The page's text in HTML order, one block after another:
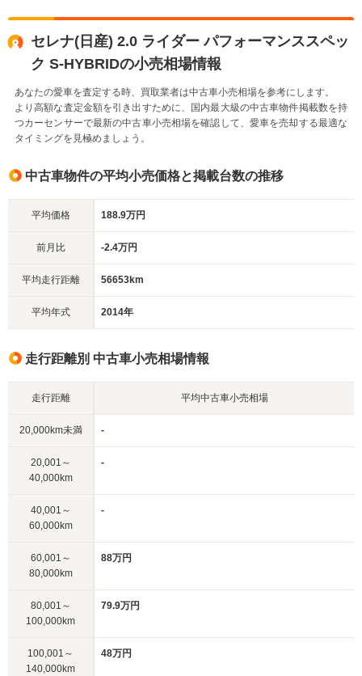
セレナ(日産) 2.0 ライダー パフォーマンススペッ
ク S-HYBRIDの小売相場情報
あなたの愛車を査定する時、買取業者は中古車小売相場を参考にします。
より高額な査定金額を引き出すために、国内最大級の中古車物件掲載数を持
つカーセンサーで最新の中古車小売相場を確認して、愛車を売却する最適な
タイミングを見極めましょう。
中古車物件の平均小売価格と掲載台数の推移
平均価格 188.9万円
前月比 -2.4万円
平均走行距離 56653km
平均年式 2014年
走行距離別 中古車小売相場情報
走行距離 平均中古車小売相場
20,000km未満 -
20,001～
40,000km
-
40,001～
60,000km
-
60,001～
80,000km
88万円
80,001～
100,000km
79.9万円
100,001～
140,000km
48万円